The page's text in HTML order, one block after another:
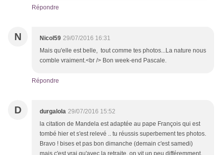
Répondre
N Nicol59 29/07/2016 16:31
Mais qu'elle est belle, tout comme tes photos...La nature nous
comble vraiment.<br /> Bon week-end Pascale.
Répondre
D durgalola 29/07/2016 15:52
la citation de Mandela est adaptée au pape François qui est
tombé hier et s'est relevé .. tu réussis superbement tes photos.
Bravo ! bises et pas bon dimanche (demain c'est samedi)
mais c'est vrai qu'avec la retraite, on vit un peu différemment.